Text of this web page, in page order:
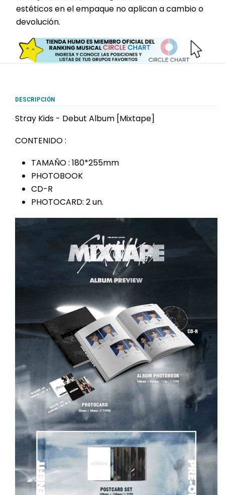
estéticos en el empaque no aplican a cambio o
devolución.
DESCRIPCIÓN
Stray Kids - Debut Album [Mixtape]
CONTENIDO :
TAMAÑO : 180*255mm
PHOTOBOOK
CD-R
PHOTOCARD: 2 un.